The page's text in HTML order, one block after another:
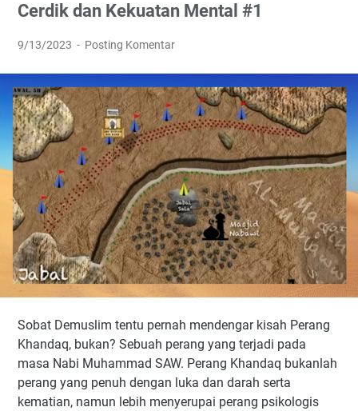
Cerdik dan Kekuatan Mental #1
9/13/2023 Posting Komentar
Sobat Demuslim tentu pernah mendengar kisah Perang
Khandaq, bukan? Sebuah perang yang terjadi pada
masa Nabi Muhammad SAW. Perang Khandaq bukanlah
perang yang penuh dengan luka dan darah serta
kematian, namun lebih menyerupai perang psikologis